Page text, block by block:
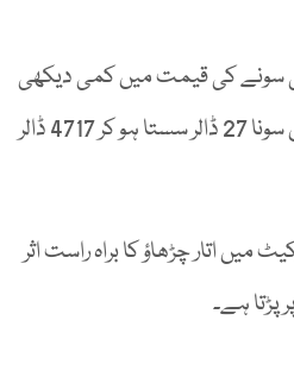
سونے کی قیمت میں کمی دیکھی
گئی۔ عالمی سطح پر فی اونس سونا 27 ڈالر سستا ہو کر 4717 ڈالر
میں اتار چڑھاؤ کا براہ راست اثر
ہے۔